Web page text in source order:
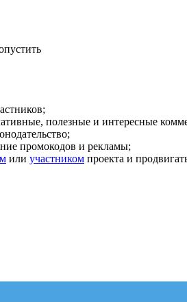
полезные и интересные
промокодов и рекламы;
или участником проекта и